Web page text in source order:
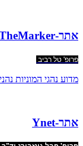
אתר-TheMarker
פרופ' טל רביב
מדוע נהגי המוניות
אתר-Ynet